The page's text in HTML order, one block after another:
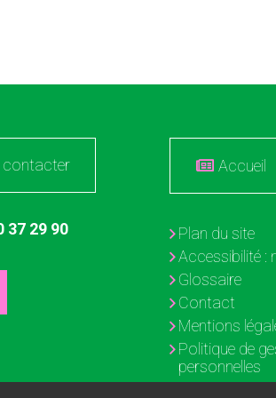
contacter
37 29 90
Accueil
Plan du site
Accessibilité :
Glossaire
Contact
Mentions
Politique de
personnelles